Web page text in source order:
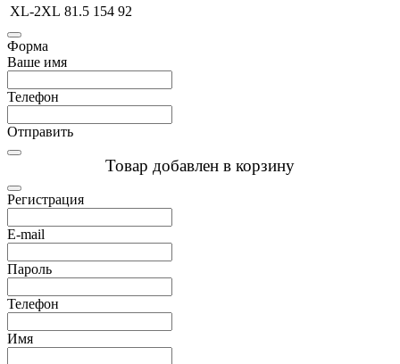
XL-2XL 81.5 154 92
Форма
Ваше имя
Телефон
Отправить
Товар добавлен в корзину
Регистрация
E-mail
Пароль
Телефон
Имя